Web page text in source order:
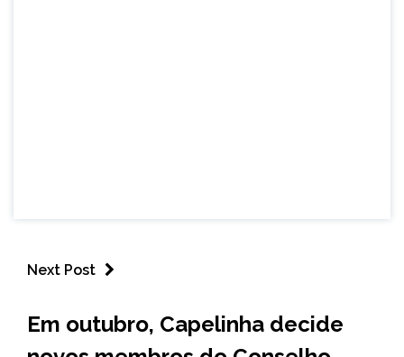
Next Post
NOTÍCIAS
Em outubro, Capelinha decide